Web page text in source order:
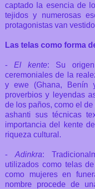
captado la esencia de
tejidos y numerosas
protagonistas van
Las telas como forma
- El kente: Su
ceremoniales de la
y ewe (Ghana, Benín
proverbios y leyendas
de los paños, como el
ashanti sus técnicas
importancia del kente
riqueza cultural.
-Adinkra:
utilizados como telas
como mujeres en
nombre procede de